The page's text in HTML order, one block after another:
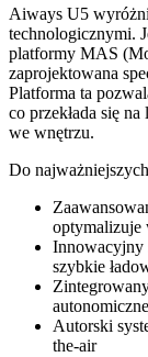
Aiways U5
technologicznymi.
platformy MAS
zaprojektowana
Platforma ta
co przekłada się
we wnętrzu.
Do
optymalizuje
Innowacyjny
szybkie
Autorski
the-air